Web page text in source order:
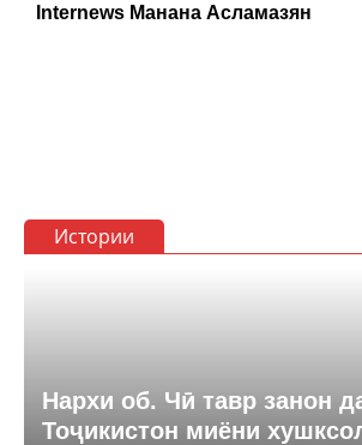
Internews Манана Асламазян
Истории
Нархи об. Чӣ тавр занон
Тоҷикистон миёни